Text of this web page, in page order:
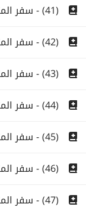
(41) - سفر المزامير الاصحاح الحادى والاربعون
(42) - سفر المزامير الاصحاح الثانى والاربعون
(43) - سفر المزامير الاصحاح الثالث والاربعون
(44) - سفر المزامير الاصحاح الرابع والاربعون
(45) - سفر المزامير الاصحاح الخامس والاربعون
(46) - سفر المزامير الاصحاح السادس والاربعون
(47) - سفر المزامير الاصحاح السابع والابعون